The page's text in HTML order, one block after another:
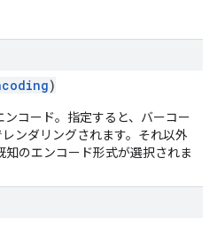
)
コード。指定すると、バーコー
ンダリングされます。それ以外
知のエンコード形式が選択されま